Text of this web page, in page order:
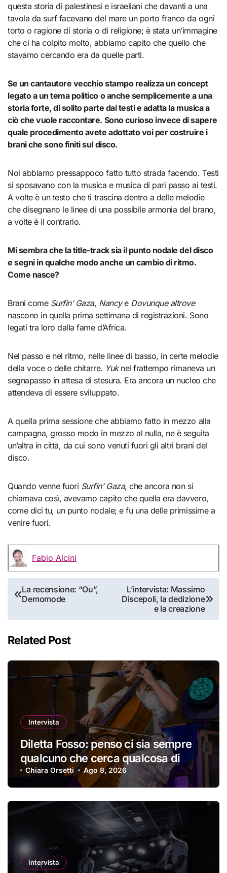
questa storia di palestinesi e israeliani che davanti a una
tavola da surf facevano del mare un porto franco da ogni
torto o ragione di storia o di religione; è stata un’immagine
che ci ha colpito molto, abbiamo capito che quello che
stavamo cercando era da quelle parti.
Se un cantautore vecchio stampo realizza un concept
legato a un tema politico o anche semplicemente a una
storia forte, di solito parte dai testi e adatta la musica a
ciò che vuole raccontare. Sono curioso invece di sapere
quale procedimento avete adottato voi per costruire i
brani che sono finiti sul disco.
Noi abbiamo pressappoco fatto tutto strada facendo. Testi
si sposavano con la musica e musica di pari passo ai testi.
A volte è un testo che ti trascina dentro a delle melodie
che disegnano le linee di una possibile armonia del brano,
a volte è il contrario.
Mi sembra che la title-track sia il punto nodale del disco
e segni in qualche modo anche un cambio di ritmo.
Come nasce?
Brani come Surfin’ Gaza, Nancye Dovunque altrove
nascono in quella prima settimana di registrazioni. Sono
legati tra loro dalla fame d’Africa.
Nel passo e nel ritmo, nelle linee di basso, in certe melodie
della voce o delle chitarre. Yuknel frattempo rimaneva un
segnapasso in attesa di stesura. Era ancora un nucleo che
attendeva di essere sviluppato.
A quella prima sessione che abbiamo fatto in mezzo alla
campagna, grosso modo in mezzo al nulla, ne è seguita
un’altra in città, da cui sono venuti fuori gli altri brani del
disco.
Quando venne fuori Surfin’ Gaza, che ancora non si
chiamava così, avevamo capito che quella era davvero,
come dici tu, un punto nodale; e fu una delle primissime a
venire fuori.
Fabio Alcini
Navigazione
articoli
La recensione: “Ou”,
Demomode
L’intervista: Massimo
Discepoli, la dedizione
e la creazione
Related Post
Intervista
Diletta Fosso: penso ci sia sempre
qualcuno che cerca qualcosa di
nuovo
Chiara Orsetti Ago 8, 2026
Intervista